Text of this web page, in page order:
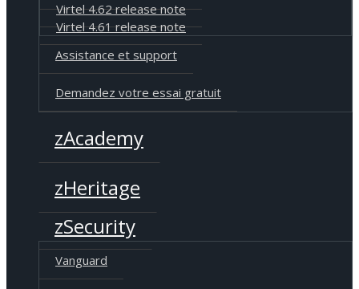
Virtel 4.62 release note
Virtel 4.61 release note
Assistance et support
Demandez votre essai gratuit
zAcademy
zHeritage
zSecurity
Vanguard